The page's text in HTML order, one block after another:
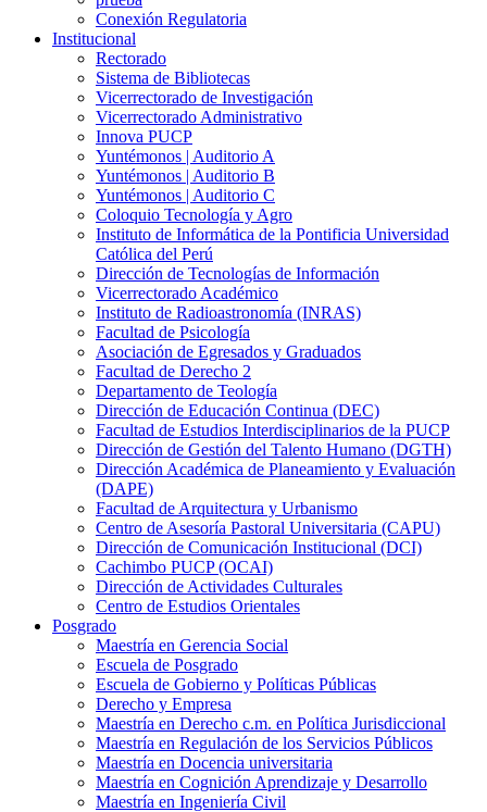
Conexión Regulatoria
Institucional
Rectorado
Sistema de Bibliotecas
Vicerrectorado de Investigación
Vicerrectorado Administrativo
Innova PUCP
Yuntémonos | Auditorio A
Yuntémonos | Auditorio B
Yuntémonos | Auditorio C
Coloquio Tecnología y Agro
Instituto de Informática de la Pontificia Universidad
Católica del Perú
Dirección de Tecnologías de Información
Vicerrectorado Académico
Instituto de Radioastronomía (INRAS)
Facultad de Psicología
Asociación de Egresados y Graduados
Facultad de Derecho 2
Departamento de Teología
Dirección de Educación Continua (DEC)
Facultad de Estudios Interdisciplinarios de la PUCP
Dirección de Gestión del Talento Humano (DGTH)
Dirección Académica de Planeamiento y Evaluación
(DAPE)
Facultad de Arquitectura y Urbanismo
Centro de Asesoría Pastoral Universitaria (CAPU)
Dirección de Comunicación Institucional (DCI)
Cachimbo PUCP (OCAI)
Dirección de Actividades Culturales
Centro de Estudios Orientales
Posgrado
Maestría en Gerencia Social
Escuela de Posgrado
Escuela de Gobierno y Políticas Públicas
Derecho y Empresa
Maestría en Derecho c.m. en Política Jurisdiccional
Maestría en Regulación de los Servicios Públicos
Maestría en Docencia universitaria
Maestría en Cognición Aprendizaje y Desarrollo
Maestría en Ingeniería Civil